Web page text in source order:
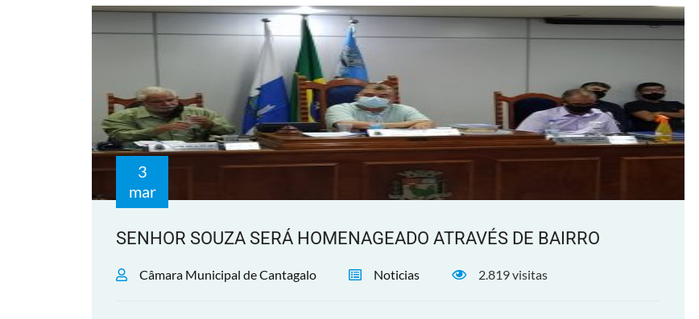
3
mar
SENHOR SOUZA SERÁ HOMENAGEADO ATRAVÉS DE BAIRRO
Câmara Municipal de Cantagalo Noticias 2.819 visitas